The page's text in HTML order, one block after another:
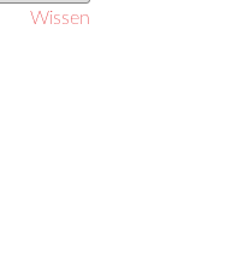
Wissen